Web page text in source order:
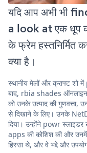
यदि आप अभी भी
a look at एक धूप
के फ्रेम
क्या है।
स्थानीय मेलों और क्राफ्ट
बाद, rbia shades
को उनके उत्पाद की गुणवत्ता,
से दिखाने के लिए। उनके
दिया। उन्होंने powr
apps की कोशिश की और उनमें
हिस्सा थे, और वे भद्दे और